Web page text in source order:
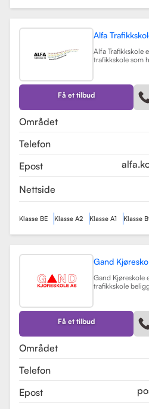
Alfa
Alfa Trafikkskole
trafikkskole som
bredt spekter av
opplæring for
både med
Få et tilbud
Området
Telefon
Epost
Nettside
Klasse BE Klasse A2 Klasse A1 Klasse
Gand
Gand Kjøreskole
trafikkskole
kjøretøyklasser.
spesialisert seg
personbiler,
automatgir, samt
Få et tilbud
Området
Telefon
Epost